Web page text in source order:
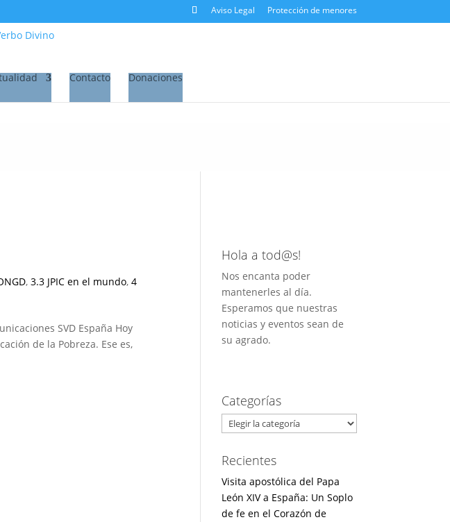
Aviso Legal Protección de menores
Contacto Donaciones
,3.3 JPIC en el mundo,4
SVD España Hoy
de la Pobreza. Ese es,
Hola a tod@s!
Nos encanta poder
mantenerles al día.
Esperamos que nuestras
noticias y eventos sean de
su agrado.
Categorías
Categorías
Recientes
Visita apostólica del Papa
León XIV a España: Un Soplo
de fe en el Corazón de